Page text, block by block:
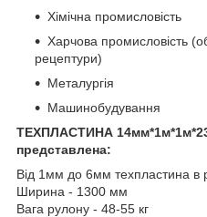
Хімічна промисловість
Харчова промисловість
рецептури)
Металургія
Машинобудування
ТЕХПЛАСТИНА
представлена:
Від 1мм до 6мм техпластина в
Ширина - 1300 мм
Вага рулону - 48-55 кг